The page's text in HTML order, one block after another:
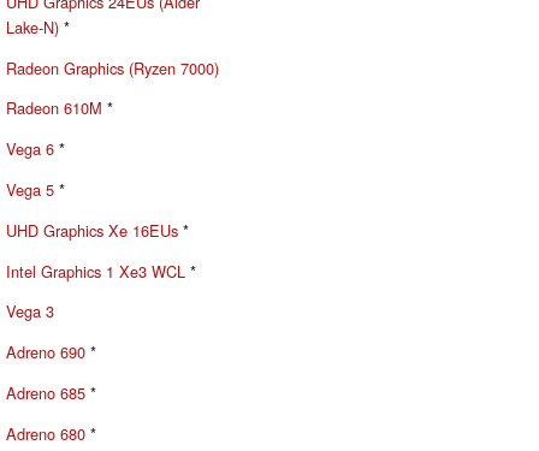
Lake-N) *
Radeon Graphics (Ryzen 7000)
Radeon 610M *
Vega 6 *
Vega 5 *
UHD Graphics Xe 16EUs *
Intel Graphics 1 Xe3 WCL *
Vega 3
Adreno 690 *
Adreno 685 *
Adreno 680 *